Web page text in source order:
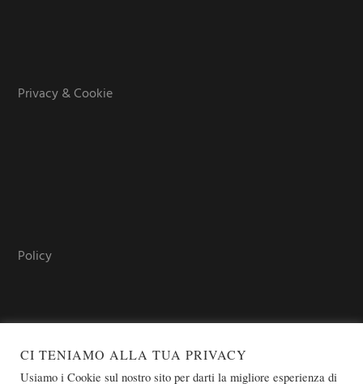
Privacy & Cookie
Policy
CI TENIAMO ALLA TUA PRIVACY
Usiamo i Cookie sul nostro sito per darti la migliore esperienza di